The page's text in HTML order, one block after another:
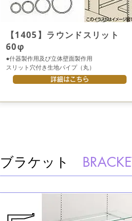
【1405】ラウンドスリット
60φ
●什器製作用及び立体壁面製作用
スリット穴付き生地パイプ（丸）
詳細はこちら
ブラケット